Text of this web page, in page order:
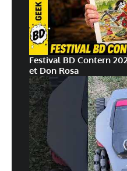
Festival BD Contern
et Don Rosa